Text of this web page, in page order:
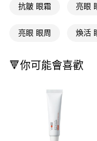
１．簡單：不需註冊會員
３．安心：先確認商品／
１．於結帳方式選擇「
結帳頁面，進行簡訊認證
２．訂單成立數日內，您
３．收到繳費通知簡訊
ATM／網路銀行／等多元
※ 請注意：結帳手續完成
購買商品的店家。未經
後付繳納相關費用。
全家取貨付款
付款後全家取貨
每筆NT$65，滿
萊爾富取貨付款
每筆NT$65，滿
抗皺 眼霜 亮眼
亮眼 眼周 煥活
🔻你可能會喜歡